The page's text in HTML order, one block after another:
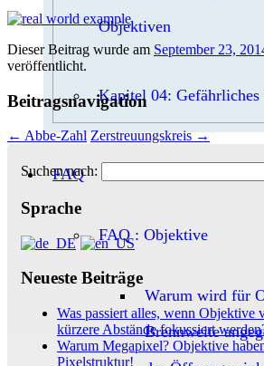
Objektiven
Kapitel 04: Gefährliches
FAQ
FAQ : Objektive
Warum wird für
Brennweite
Dieser Beitrag wurde am September 23,
veröffentlicht.
Beitragsnavigation
← Abbe-Zahl Zerstreuungskreis→
Suchen nach:
Sprache
Neueste Beiträge
Was passiert alles, wenn Objektive
kürzere Abstände fokussiert
Warum Megapixel? Objektive
Pixelstruktur!